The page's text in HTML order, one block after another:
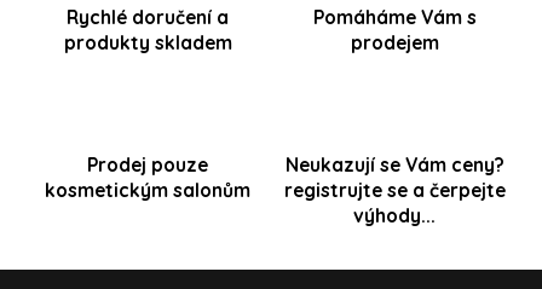
Rychlé doručení a
produkty skladem
Pomáháme Vám s
prodejem
Prodej pouze
kosmetickým salonům
Neukazují se Vám ceny?
registrujte se a čerpejte
výhody...